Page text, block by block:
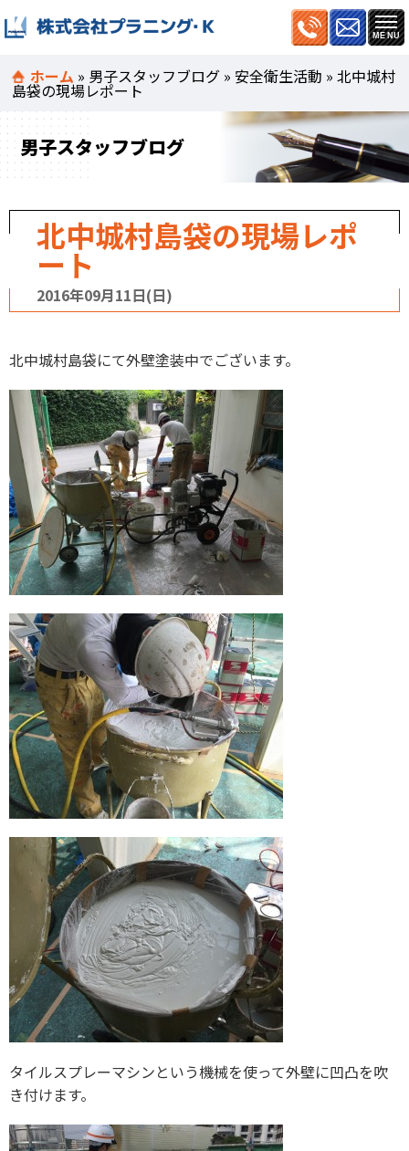
ホーム » 男子スタッフブログ »安全衛生活動 »北中城村
島袋の現場レポート
男子スタッフブログ
北中城村島袋の現場レポ
ート
2016年09月11日(日)
北中城村島袋にて外壁塗装中でございます。
タイルスプレーマシンという機械を使って外壁に凹凸を吹
き付けます。